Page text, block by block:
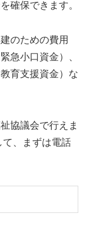
確保できます。
のための費用
急小口資金）、
育支援資金）な
協議会で行えま
、まずは電話